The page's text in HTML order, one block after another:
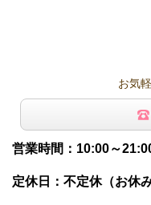
お気
営業時間：10:00～
定休日：不定休（お休